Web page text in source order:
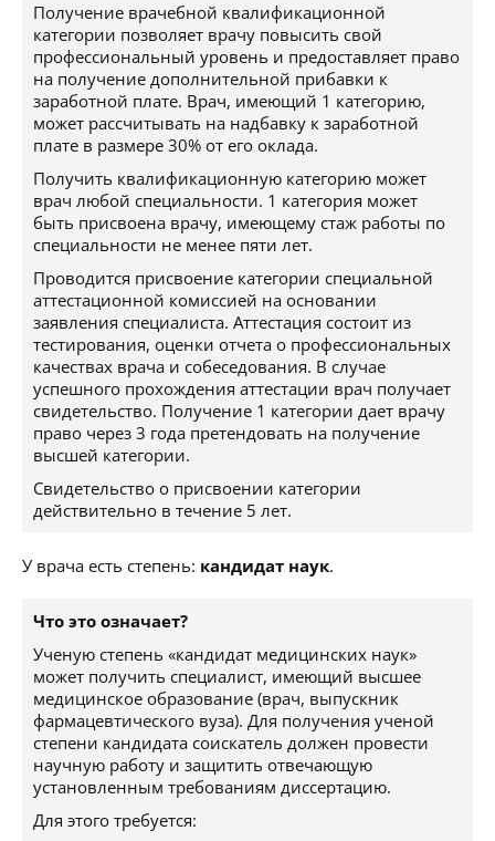
Получение врачебной квалификационной
категории позволяет врачу повысить свой
профессиональный уровень и предоставляет право
на получение дополнительной прибавки к
заработной плате. Врач, имеющий 1 категорию,
может рассчитывать на надбавку к заработной
плате в размере 30% от его оклада.
Получить квалификационную категорию может
врач любой специальности. 1 категория может
быть присвоена врачу, имеющему стаж работы по
специальности не менее пяти лет.
Проводится присвоение категории специальной
аттестационной комиссией на основании
заявления специалиста. Аттестация состоит из
тестирования, оценки отчета о профессиональных
качествах врача и собеседования. В случае
успешного прохождения аттестации врач получает
свидетельство. Получение 1 категории дает врачу
право через 3 года претендовать на получение
высшей категории.
Свидетельство о присвоении категории
действительно в течение 5 лет.
У врача есть степень: кандидат наук.
Что это означает?
Ученую степень «кандидат медицинских наук»
может получить специалист, имеющий высшее
медицинское образование (врач, выпускник
фармацевтического вуза). Для получения ученой
степени кандидата соискатель должен провести
научную работу и защитить отвечающую
установленным требованиям диссертацию.
Для этого требуется: